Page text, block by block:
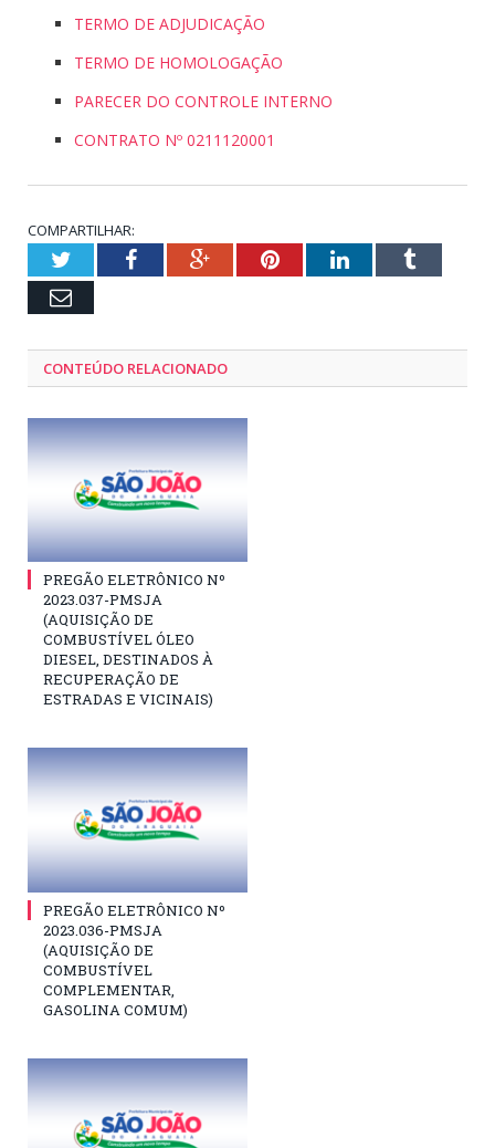
TERMO DE ADJUDICAÇÃO
TERMO DE HOMOLOGAÇÃO
PARECER DO CONTROLE INTERNO
CONTRATO Nº 0211120001
COMPARTILHAR:
TwitterFacebookGoogle+PinterestLinkedInTumblr
Email
CONTEÚDO RELACIONADO
PREGÃO ELETRÔNICO Nº
2023.037-PMSJA
(AQUISIÇÃO DE
COMBUSTÍVEL ÓLEO
DIESEL, DESTINADOS À
RECUPERAÇÃO DE
ESTRADAS E VICINAIS)
PREGÃO ELETRÔNICO Nº
2023.036-PMSJA
(AQUISIÇÃO DE
COMBUSTÍVEL
COMPLEMENTAR,
GASOLINA COMUM)